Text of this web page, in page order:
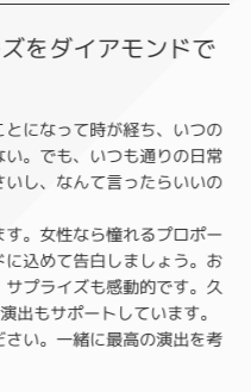
をダイアモンドで
になって時が経ち、いつの
。でも、いつも通りの日常
し、なんて言ったらいいの
。女性なら憧れるプロポー
込めて告白しましょう。お
プライズも感動的です。久
出もサポートしています。
い。一緒に最高の演出を考